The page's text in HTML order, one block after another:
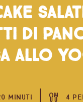
di
allo
Minuti 4